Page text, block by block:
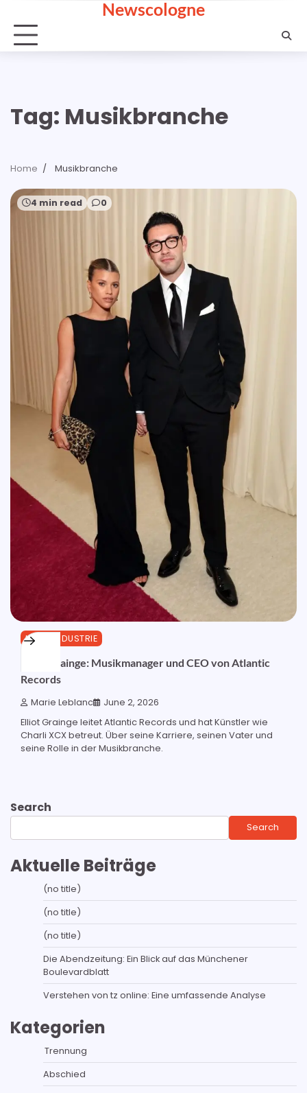
content
Newscologne
Tag: Musikbranche
Home Musikbranche
4 min read 0
MUSIKINDUSTRIE
Elliot Grainge: Musikmanager und CEO von Atlantic
Records
Marie Leblanc June 2, 2026
Elliot Grainge leitet Atlantic Records und hat Künstler wie
Charli XCX betreut. Über seine Karriere, seinen Vater und
seine Rolle in der Musikbranche.
Search
Search
Aktuelle Beiträge
(no title)
(no title)
(no title)
Die Abendzeitung: Ein Blick auf das Münchener
Boulevardblatt
Verstehen von tz online: Eine umfassende Analyse
Kategorien
Trennung
Abschied